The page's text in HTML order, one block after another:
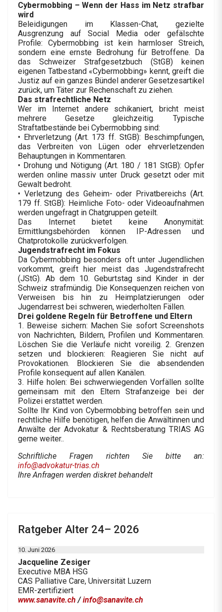
Cybermobbing – Wenn der Hass im Netz strafbar
wird
Beleidigungen im Klassen-Chat, gezielte
Ausgrenzung auf Social Media oder gefälschte
Profile: Cybermobbing ist kein harmloser Streich,
sondern eine ernste Bedrohung für Betroffene. Da
das Schweizer Strafgesetzbuch (StGB) keinen
eigenen Tatbestand «Cybermobbing» kennt, greift die
Justiz auf ein ganzes Bündel anderer Gesetzesartikel
zurück, um Täter zur Rechenschaft zu ziehen.
Das strafrechtliche Netz
Wer im Internet andere schikaniert, bricht meist
mehrere Gesetze gleichzeitig. Typische
Straftatbestände bei Cybermobbing sind:
• Ehrverletzung (Art. 173 ff. StGB): Beschimpfungen,
das Verbreiten von Lügen oder ehrverletzenden
Behauptungen in Kommentaren.
• Drohung und Nötigung (Art. 180 / 181 StGB): Opfer
werden online massiv unter Druck gesetzt oder mit
Gewalt bedroht.
• Verletzung des Geheim- oder Privatbereichs (Art.
179 ff. StGB): Heimliche Foto- oder Videoaufnahmen
werden ungefragt in Chatgruppen geteilt.
Das Internet bietet keine Anonymität:
Ermittlungsbehörden können IP-Adressen und
Chatprotokolle zurückverfolgen.
Jugendstrafrecht im Fokus
Da Cybermobbing besonders oft unter Jugendlichen
vorkommt, greift hier meist das Jugendstrafrecht
(JStG). Ab dem 10. Geburtstag sind Kinder in der
Schweiz strafmündig. Die Konsequenzen reichen von
Verweisen bis hin zu Heimplatzierungen oder
Jugendarrest bei schweren, wiederholten Fällen.
Drei goldene Regeln für Betroffene und Eltern
1. Beweise sichern: Machen Sie sofort Screenshots
von Nachrichten, Bildern, Profilen und Kommentaren.
Löschen Sie die Verläufe nicht voreilig. 2. Grenzen
setzen und blockieren: Reagieren Sie nicht auf
Provokationen. Blockieren Sie die absendenden
Profile konsequent auf allen Kanälen.
3. Hilfe holen: Bei schwerwiegenden Vorfällen sollte
gemeinsam mit den Eltern Strafanzeige bei der
Polizei erstattet werden.
Sollte Ihr Kind von Cybermobbing betroffen sein und
rechtliche Hilfe benötigen, helfen die Anwältinnen und
Anwälte der Advokatur & Rechtsberatung TRIAS AG
gerne weiter..
Schriftliche Fragen richten Sie bitte an:
info@advokatur-trias.ch
Ihre Anfragen werden diskret behandelt
Ratgeber Alter 24– 2026
10. Juni 2026
Jacqueline Zesiger
Executive MBA HSG
CAS Palliative Care, Universität Luzern
EMR-zertifiziert
www.sanavite.ch /info@sanavite.ch